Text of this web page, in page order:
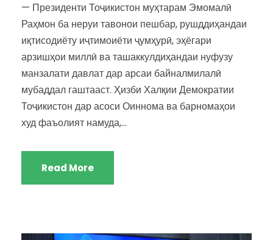
— Президенти Тоҷикистон муҳтарам Эмомалӣ
Раҳмон ба неруи тавонои пешбар, рушддиҳандаи
иқтисодиёту иҷтимоиёти ҷумҳурӣ, эҳёгари
арзишҳои миллӣ ва ташаккулдиҳандаи нуфузу
манзалати давлат дар арсаи байналмилалӣ
мубаддал гаштааст. Ҳизби Халқии Демократии
Тоҷикистон дар асоси Оиннома ва барномаҳои
худ фаъолият намуда,...
Read More